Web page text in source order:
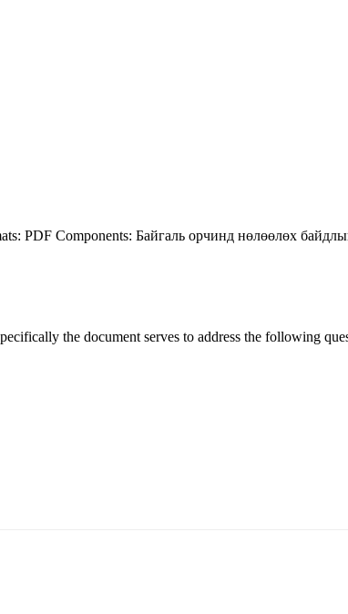
PDF Components: Байгаль орчинд нөлөөлөх
the document serves to address the following